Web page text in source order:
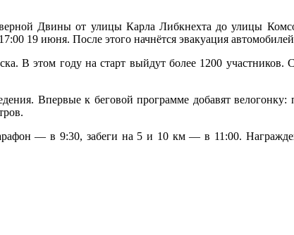
Двины от улицы Карла Либкнехта до улицы
19 июня. После этого начнётся эвакуация
В этом году на старт выйдут более 1200
Впервые к беговой программе добавят велогонку:
— в 9:30, забеги на 5 и 10 км — в 11:00.